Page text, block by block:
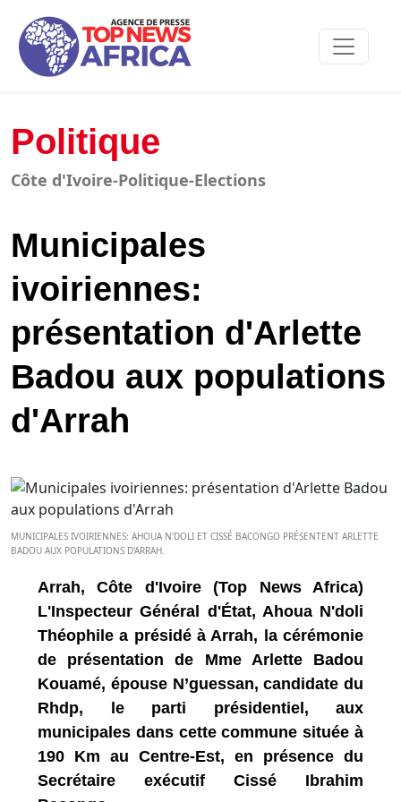
Politique
Côte d'Ivoire-Politique-Elections
Municipales
ivoiriennes:
présentation d'Arlette
Badou aux populations
d'Arrah
MUNICIPALES IVOIRIENNES: AHOUA N'DOLI ET CISSÉ BACONGO PRÉSENTENT ARLETTE
BADOU AUX POPULATIONS D'ARRAH.
Arrah, Côte d'Ivoire (Top News Africa)
L'Inspecteur Général d'État, Ahoua N'doli
Théophile a présidé à Arrah, la cérémonie
de présentation de Mme Arlette Badou
Kouamé, épouse N’guessan, candidate du
Rhdp, le parti présidentiel, aux
municipales dans cette commune située à
190 Km au Centre-Est, en présence du
Secrétaire exécutif Cissé Ibrahim